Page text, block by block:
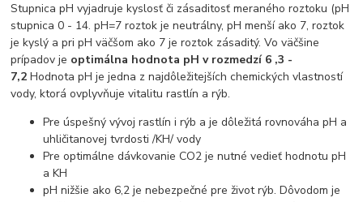
Stupnica pH vyjadruje kyslosť či zásaditosť meraného roztoku (pH
stupnica 0 - 14. pH=7 roztok je neutrálny, pH menší ako 7, roztok
je kyslý a pri pH väčšom ako 7 je roztok zásaditý. Vo väčšine
prípadov je optimálna hodnota pH v rozmedzí 6 ,3 -
7,2 Hodnota pH je jedna z najdôležitejších chemických vlastností
vody, ktorá ovplyvňuje vitalitu rastlín a rýb.
Pre úspešný vývoj rastlín i rýb a je dôležitá rovnováha pH a
uhličitanovej tvrdosti /KH/ vody
Pre optimálne dávkovanie CO2 je nutné vedieť hodnotu pH
a KH
pH nižšie ako 6,2 je nebezpečné pre život rýb. Dôvodom je